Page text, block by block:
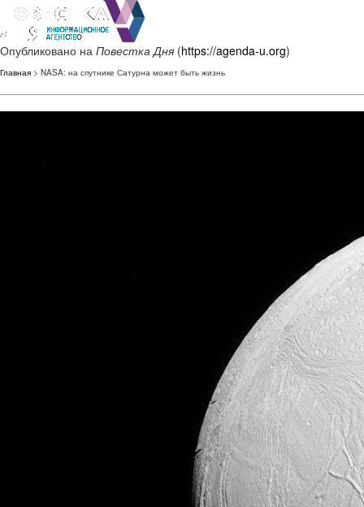
Опубликовано на Повестка Дня (https://agenda-u.org)
Главная > NASA: на спутнике Сатурна может быть жизнь